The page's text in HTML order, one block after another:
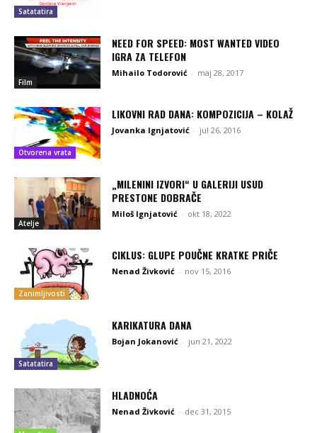
Satatatira
Film
NEED FOR SPEED: MOST WANTED VIDEO
IGRA ZA TELEFON
Mihailo Todorović - maj 28, 2017
Otvorena vrata
LIKOVNI RAD DANA: KOMPOZICIJA – KOLAŽ
Jovanka Ignjatović - jul 26, 2016
Atelje
„MILENINI IZVORI“ U GALERIJI USUD
PRESTONE DOBRAČE
Miloš Ignjatović - okt 18, 2022
Zanimljivosti
CIKLUS: GLUPE POUČNE KRATKE PRIČE
Nenad Živković - nov 15, 2016
Satatatira
KARIKATURA DANA
Bojan Jokanović - jun 21, 2022
HLADNOĆA
Nenad Živković - dec 31, 2015